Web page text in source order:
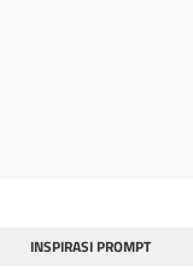
INSPIRASI PROMPT